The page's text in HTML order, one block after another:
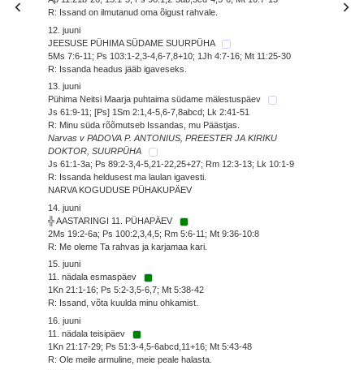
R: Issand on ilmutanud oma õigust rahvale.
12. juuni
JEESUSE PÜHIMA SÜDAME SUURPÜHA
5Ms 7:6-11; Ps 103:1-2,3-4,6-7,8+10; 1Jh 4:7-16; Mt 11:25-30
R: Issanda headus jääb igaveseks.
13. juuni
Pühima Neitsi Maarja puhtaima südame mälestuspäev
Js 61:9-11; [Ps] 1Sm 2:1,4-5,6-7,8abcd; Lk 2:41-51
R: Minu süda rõõmutseb Issandas, mu Päästjas.
Narvas v PADOVA P. ANTONIUS, PREESTER JA KIRIKU
DOKTOR, SUURPÜHA
Js 61:1-3a; Ps 89:2-3,4-5,21-22,25+27; Rm 12:3-13; Lk 10:1-9
R: Issanda heldusest ma laulan igavesti.
NARVA KOGUDUSE PÜHAKUPÄEV
14. juuni
╬ AASTARINGI 11. PÜHAPÄEV
2Ms 19:2-6a; Ps 100:2,3,4,5; Rm 5:6-11; Mt 9:36-10:8
R: Me oleme Ta rahvas ja karjamaa kari.
15. juuni
11. nädala esmaspäev
1Kn 21:1-16; Ps 5:2-3,5-6,7; Mt 5:38-42
R: Issand, võta kuulda minu ohkamist.
16. juuni
11. nädala teisipäev
1Kn 21:17-29; Ps 51:3-4,5-6abcd,11+16; Mt 5:43-48
R: Ole meile armuline, meie peale halasta.